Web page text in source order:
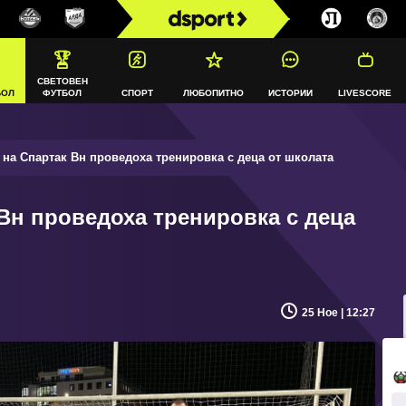
СВЕТОВЕН
ФУТБОЛ
СПОРТ ЛЮБОПИТНО ИСТОРИИ LIVESCORE
Спартак Вн проведоха тренировка с деца от школата
проведоха тренировка с деца
25 Ное | 12:27